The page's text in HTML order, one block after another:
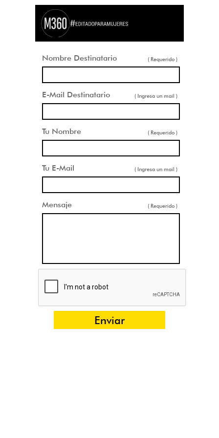
Nombre Destinatario ( Requerido )
E-Mail Destinatario ( Ingresa un mail )
Tu Nombre ( Requerido )
Tu E-Mail ( Ingresa un mail )
Mensaje ( Requerido )